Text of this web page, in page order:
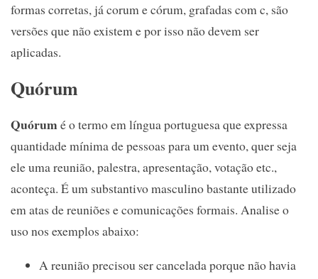
formas corretas, já corum e córum, grafadas com c, são
versões que não existem e por isso não devem ser
aplicadas.
Quórum
Quórumé o termo em língua portuguesa que expressa
quantidade mínima de pessoas para um evento, quer seja
ele uma reunião, palestra, apresentação, votação etc.,
aconteça. É um substantivo masculino bastante utilizado
em atas de reuniões e comunicações formais. Analise o
uso nos exemplos abaixo:
A reunião precisou ser cancelada porque não havia